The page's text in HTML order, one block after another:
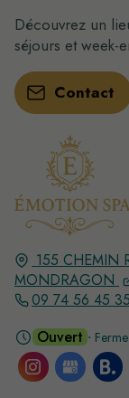
155 CHEMIN
MONDRAGON
09 74 56 45 35
Ouvert ⋅
Découvrez un
séjours et week-
Contact